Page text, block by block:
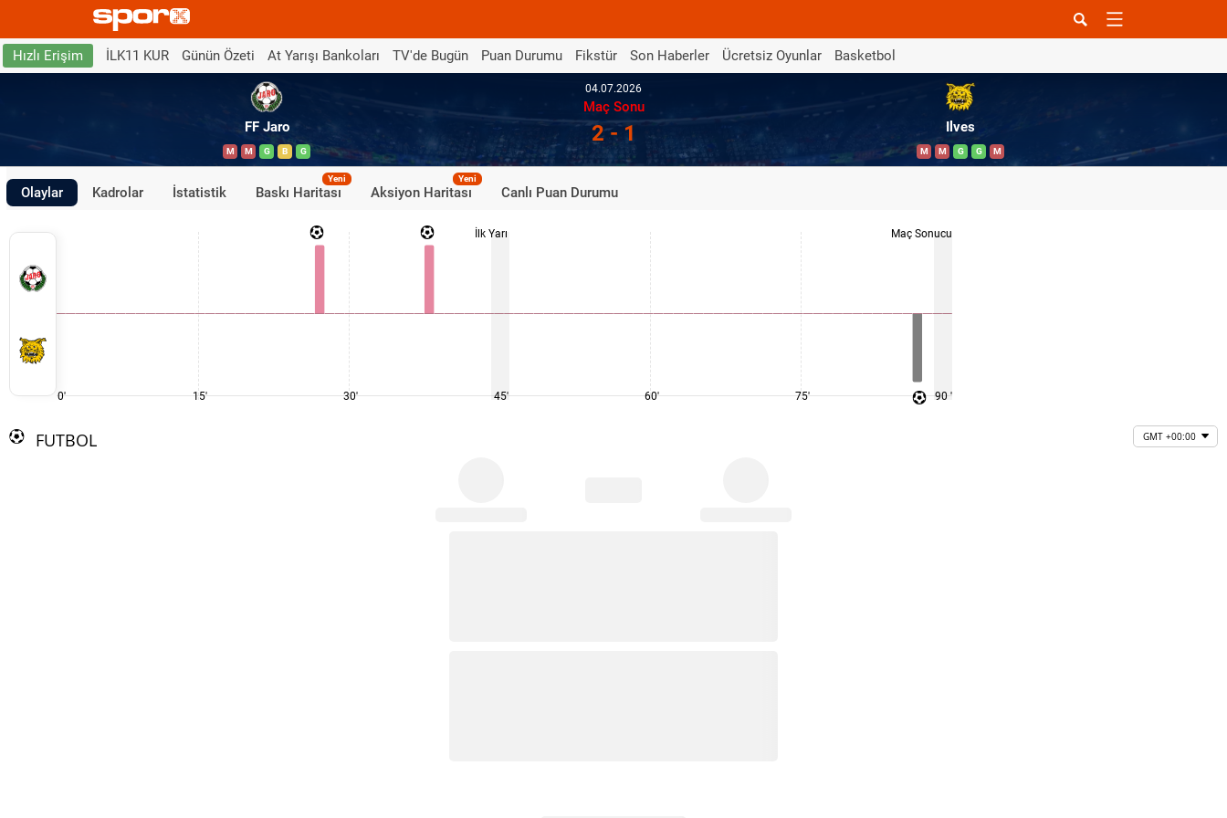
Hızlı Erişim İLK11 KUR Günün Özeti At Yarışı Bankoları TV'de Bugün Puan Durumu Fikstür Son Haberler Ücretsiz Oyunlar Basketbol
FF Jaro
M M G B G
04.07.2026
Maç Sonu
2 - 1 Ilves
M M G G M
Olaylar Kadrolar İstatistik Baskı Haritası
Yeni
Aksiyon Haritası
Yeni
Canlı Puan Durumu
0' 15' 30'
İlk Yarı
45' 60' 75'
Maç Sonucu
90 '
FUTBOL GMT +00:00